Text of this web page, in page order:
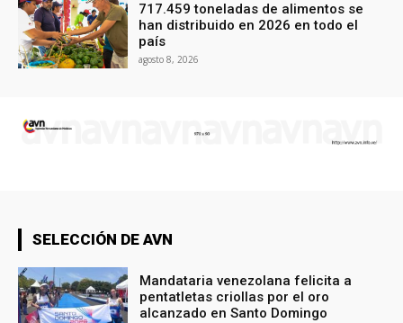
717.459 toneladas de alimentos se
han distribuido en 2026 en todo el
país
agosto 8, 2026
SELECCIÓN DE AVN
Mandataria venezolana felicita a
pentatletas criollas por el oro
alcanzado en Santo Domingo